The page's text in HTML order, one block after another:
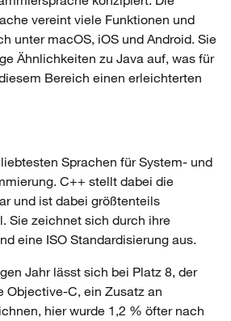
vereint viele Funktionen und
unter macOS, iOS und Android. Sie
Ähnlichkeiten zu Java auf, was für
Bereich einen erleichterten
Sprachen für System- und
C++ stellt dabei die
und ist dabei größtenteils
Sie zeichnet sich durch ihre
eine ISO Standardisierung aus.
Jahr lässt sich bei Platz 8, der
Objective-C, ein Zusatz an
hier wurde 1,2 % öfter nach